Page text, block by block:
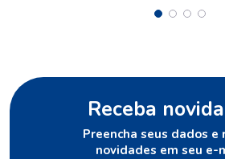
Receba
Preencha seus dados e
novidades em seu e-